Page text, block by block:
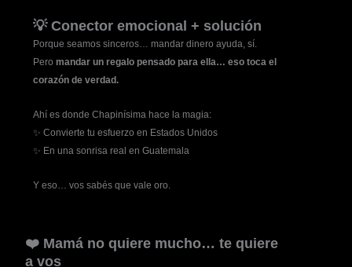
💡 Conector emocional + solución
Porque seamos sinceros… mandar dinero ayuda, sí.
Peromandar un regalo pensado para ella… eso toca el
corazón de verdad.
Ahí es donde Chapinísima hace la magia:
✨ Convierte tu esfuerzo en Estados Unidos
✨ En una sonrisa real en Guatemala
Y eso… vos sabés que vale oro.
❤️ Mamá no quiere mucho… te quiere
a vos